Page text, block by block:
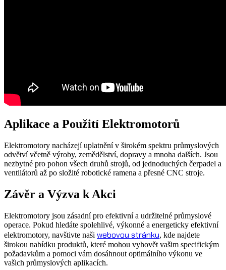
Aplikace a Použití Elektromotorů
Elektromotory nacházejí uplatnění v širokém spektru průmyslových
odvětví včetně výroby, zemědělství, dopravy a mnoha dalších. Jsou
nezbytné pro pohon všech druhů strojů, od jednoduchých čerpadel a
ventilátorů až po složité robotické ramena a přesné CNC stroje.
Závěr a Výzva k Akci
Elektromotory jsou zásadní pro efektivní a udržitelné průmyslové
operace. Pokud hledáte spolehlivé, výkonné a energeticky efektivní
elektromotory, navštivte naši webovou stránku, kde najdete
širokou nabídku produktů, které mohou vyhovět vašim specifickým
požadavkům a pomoci vám dosáhnout optimálního výkonu ve
vašich průmyslových aplikacích.